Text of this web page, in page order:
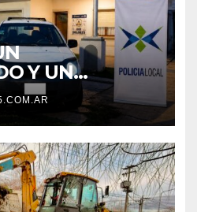
Y UN
Y AMENAZAS